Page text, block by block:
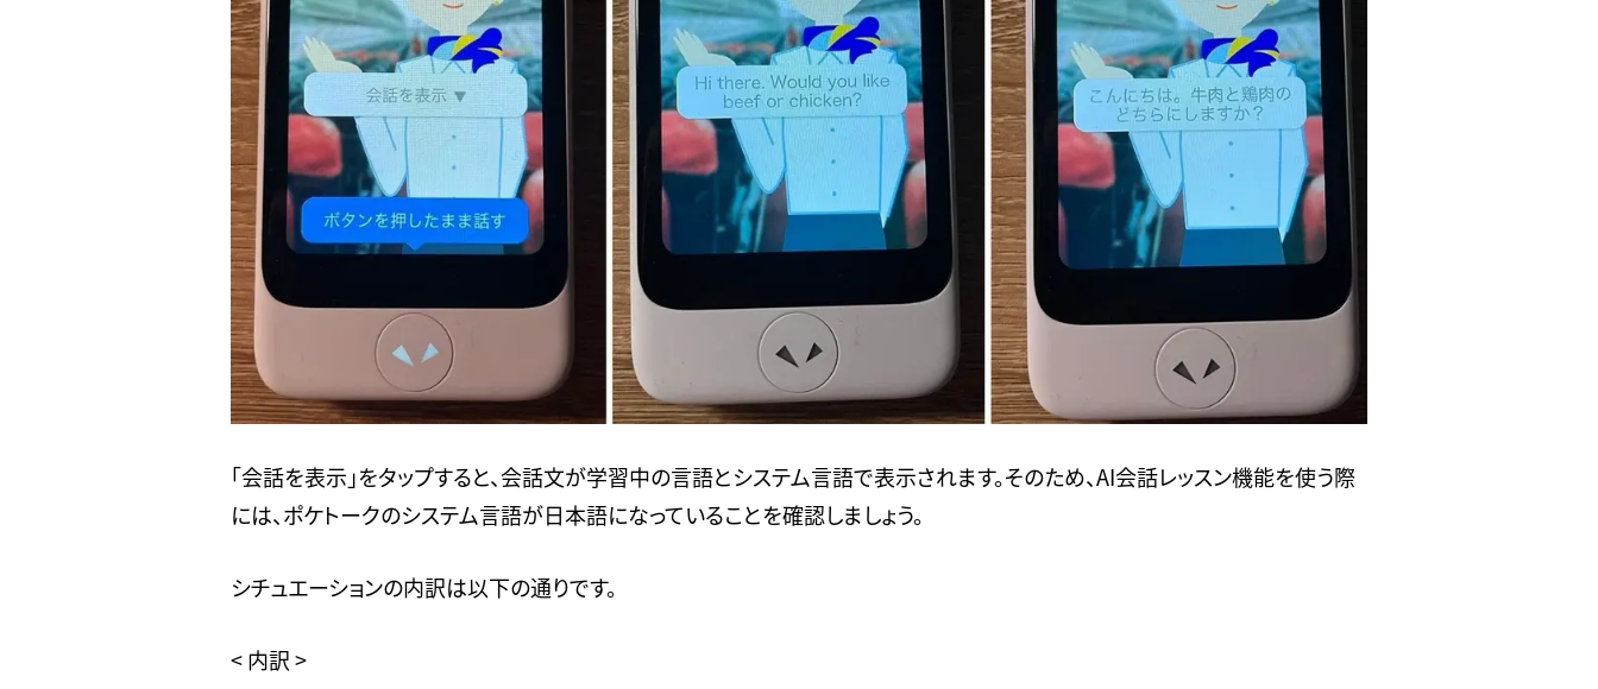
「会話を表示」をタップすると、会話文が学習中の言語とシステム言語で表示されます。そのため、AI会話レッスン機能を使う際
には、ポケトークのシステム言語が日本語になっていることを確認しましょう。
シチュエーションの内訳は以下の通りです。
< 内訳 >